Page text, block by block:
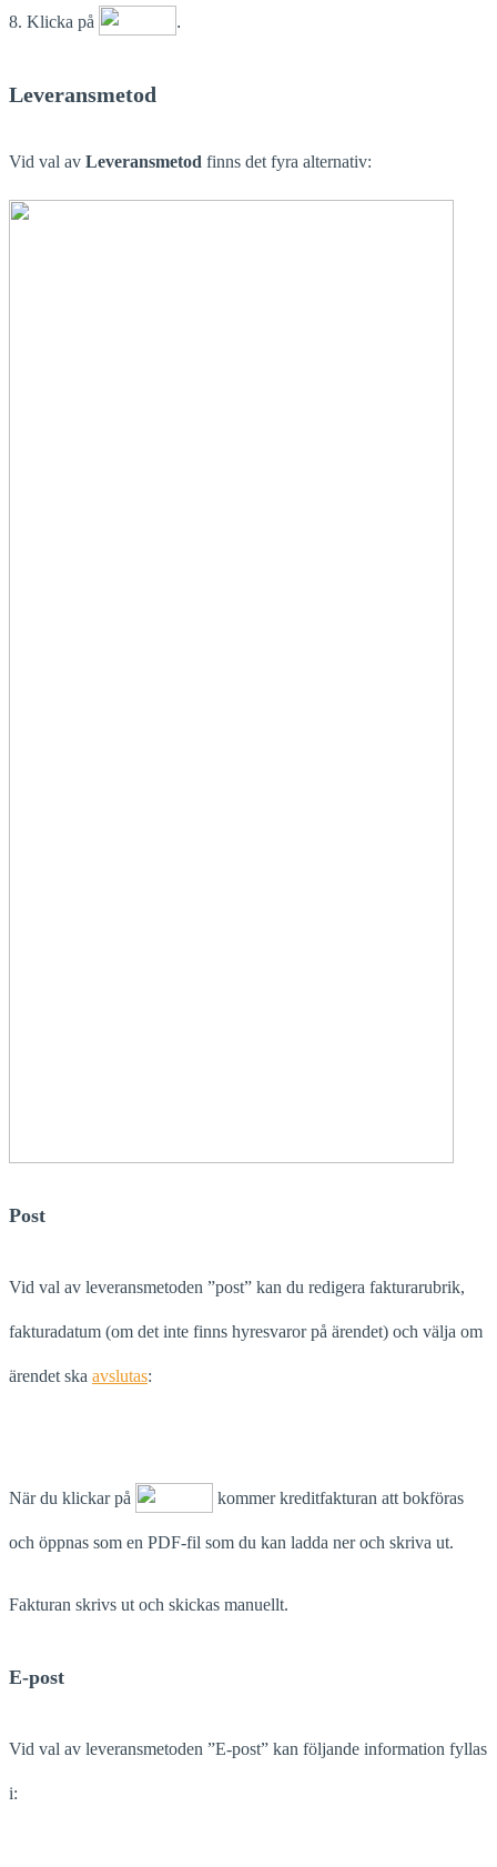
8. Klicka på .
Leveransmetod
Vid val av Leveransmetod finns det fyra alternativ:
Post
Vid val av leveransmetoden ”post” kan du redigera fakturarubrik,
fakturadatum (om det inte finns hyresvaror på ärendet) och välja om
ärendet ska avslutas:
När du klickar på kommer kreditfakturan att bokföras
och öppnas som en PDF-fil som du kan ladda ner och skriva ut.
Fakturan skrivs ut och skickas manuellt.
E-post
Vid val av leveransmetoden ”E-post” kan följande information fyllas
i: